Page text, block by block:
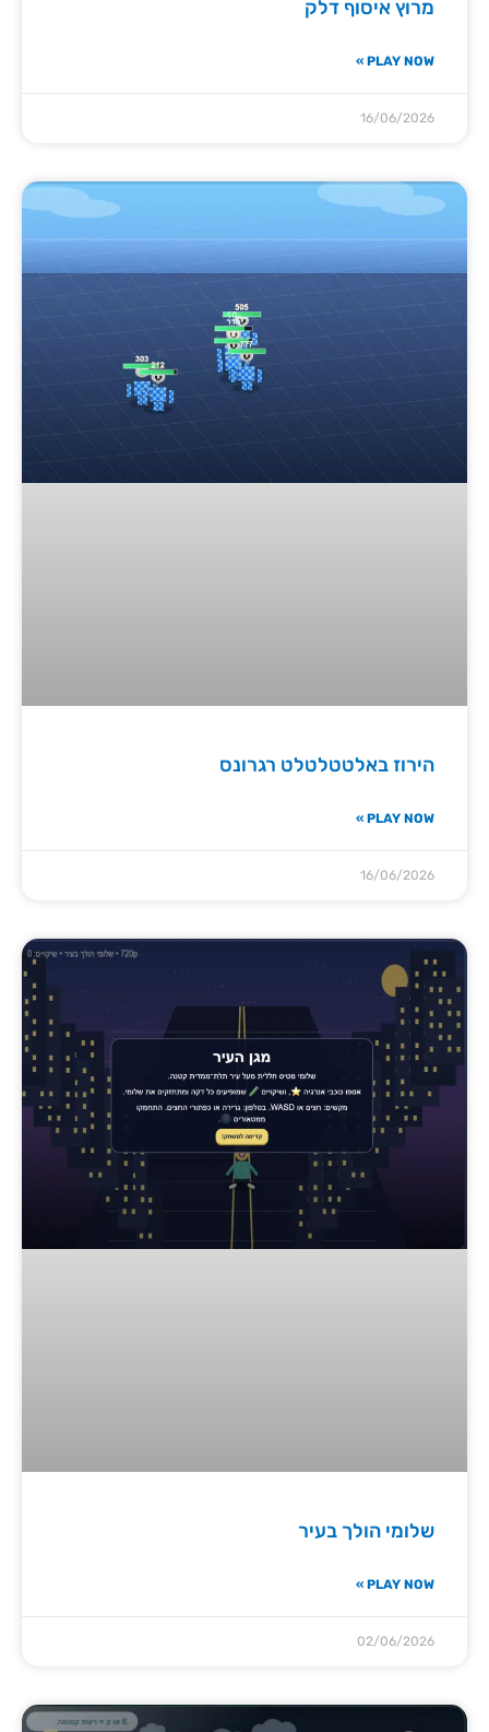
מרוץ איסוף דלק
PLAY NOW »
16/06/2026
הירוז באלטטלטלט רגרונס
PLAY NOW »
16/06/2026
שלומי הולך בעיר
PLAY NOW »
02/06/2026